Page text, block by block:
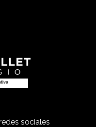
sociales